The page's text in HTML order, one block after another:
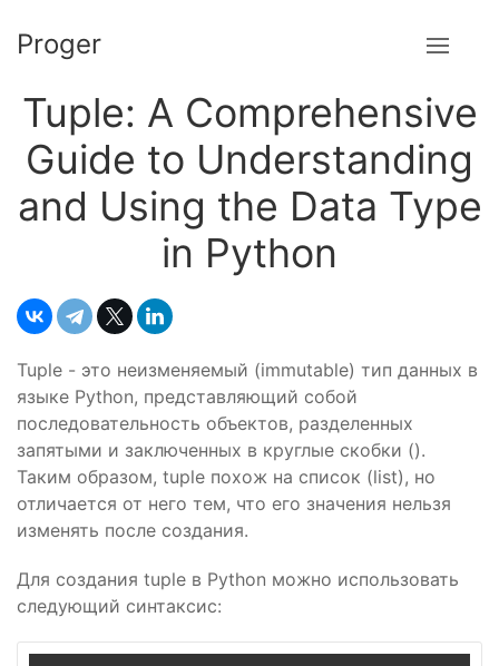
Proger
Tuple: A Comprehensive
Guide to Understanding
and Using the Data Type
in Python
Tuple - это неизменяемый (immutable) тип данных в
языке Python, представляющий собой
последовательность объектов, разделенных
запятыми и заключенных в круглые скобки ().
Таким образом, tuple похож на список (list), но
отличается от него тем, что его значения нельзя
изменять после создания.
Для создания tuple в Python можно использовать
следующий синтаксис: